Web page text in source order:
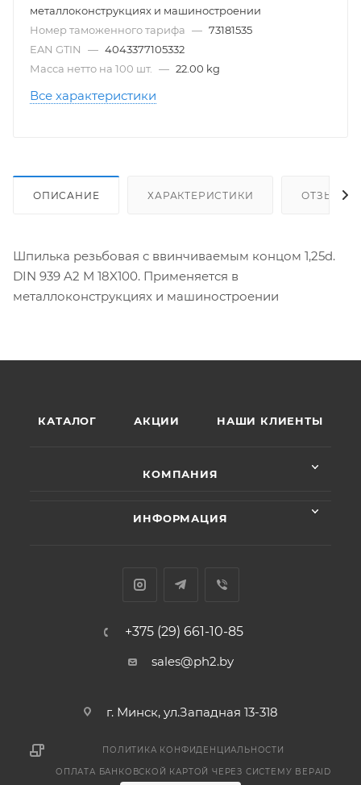
металлоконструкциях и машиностроении
Номер таможенного тарифа — 73181535
EAN GTIN
— 4043377105332
Масса нетто на 100 шт.
— 22.00 kg
Все характеристики
ОПИСАНИЕ ХАРАКТЕРИСТИКИ ОТЗЫВЫ
Шпилька резьбовая с ввинчиваемым концом 1,25d.
DIN 939 A2 M 18X100. Применяется в
металлоконструкциях и машиностроении
КАТАЛОГ АКЦИИ НАШИ КЛИЕНТЫ
КОМПАНИЯ
ИНФОРМАЦИЯ
+375 (29) 661-10-85
sales@ph2.by
г. Минск, ул.Западная 13-318
ПОЛИТИКА КОНФИДЕНЦИАЛЬНОСТИ
ОПЛАТА БАНКОВСКОЙ КАРТОЙ ЧЕРЕЗ СИСТЕМУ BEPAID